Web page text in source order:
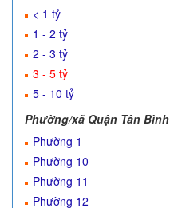
< 1 tỷ
1 - 2 tỷ
2 - 3 tỷ
3 - 5 tỷ
5 - 10 tỷ
Phường/xã Quận Tân Bình
Phường 1
Phường 10
Phường 11
Phường 12